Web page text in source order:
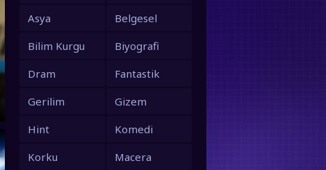
Asya
Belgesel
Bilim Kurgu
Biyografi
Dram
Fantastik
Gerilim
Gizem
Hint
Komedi
Korku
Macera